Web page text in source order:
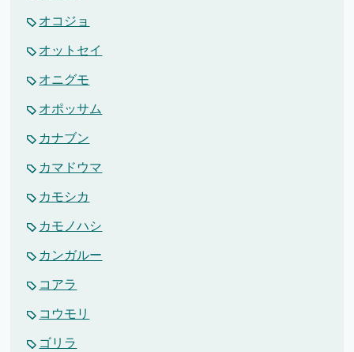
オコジョ
オットセイ
オニグモ
オポッサム
カナブン
カマドウマ
カモシカ
カモノハシ
カンガルー
コアラ
コウモリ
ゴリラ